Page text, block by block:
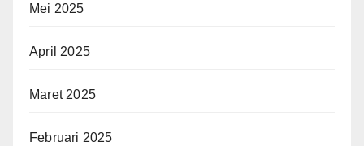
Mei 2025
April 2025
Maret 2025
Februari 2025